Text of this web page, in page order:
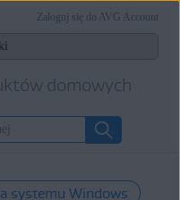
domowych
Zaloguj się do AVG Account
systemu Windows